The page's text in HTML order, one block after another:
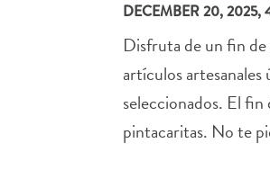
DECEMBER 20, 2025,
Disfruta de un fin
artículos
seleccionados. El fin
pintacaritas. No te
Parece que no has guardado
Cuando quiera guardar algo